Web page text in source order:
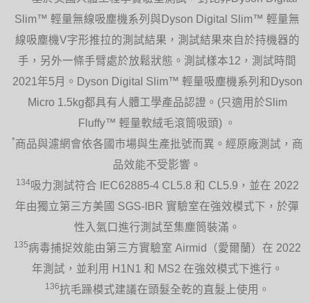
Slim™ 輕量無線吸塵機系列與Dyson Digital Slim™ 輕量無
線吸塵機V字形推拉的測試結果，測試結果來自於持機器的
手，另外一條手臂處於放鬆狀態。測試樣本12，測試時間
2021年5月。Dyson Digital Slim™ 輕量吸塵機系列和Dyson
Micro 1.5kg都具有人體工學產品認證。(只適用於Slim
Fluffy™ 輕量軟絨毛滾筒吸頭) 。
*商品與濾網會依各國市場與生產批號而異。經原廠測試，商
品效能不受影響。
134吸力測試符合 IEC62885-4 CL5.8 和 CL5.9，並在 2022
年由獨立第三方美國 SGS-IBR 實驗室在強效模式下，於彈
性入氣口進行測試至集塵筒裝滿。
135病毒捕捉效能由第三方實驗室 Airmid（愛爾蘭）在 2022
年測試，並利用 H1N1 和 MS2 在強效模式下進行。
136抗毛躁模式建議在頭髮全乾的直髮上使用。